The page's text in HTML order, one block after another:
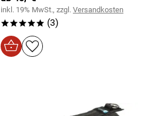
inkl. 19% MwSt., zzgl. Versandkosten
***** (3)